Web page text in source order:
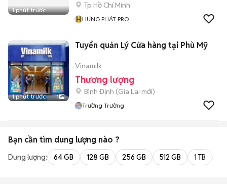
1 phút trước
Tp Hồ Chí Minh
HHƯNG PHÁT PRO
1 phút trước 1
Tuyển quản Lý Cửa hàng tại Phù Mỹ
Vinamilk
Thương lượng
Bình Định (Gia Lai mới)
Trường Trường
Bạn cần tìm dung lượng nào ?
Dung lượng: 64 GB 128 GB 256 GB 512 GB 1 TB